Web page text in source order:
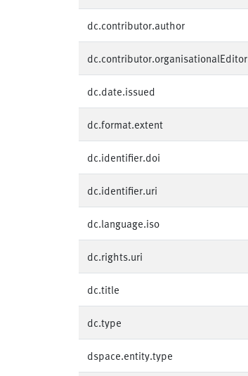
dc.contributor.author
dc.contributor.organisationalEditor
dc.date.issued
dc.format.extent
dc.identifier.doi
dc.identifier.uri
dc.language.iso
dc.rights.uri
dc.title
dc.type
dspace.entity.type